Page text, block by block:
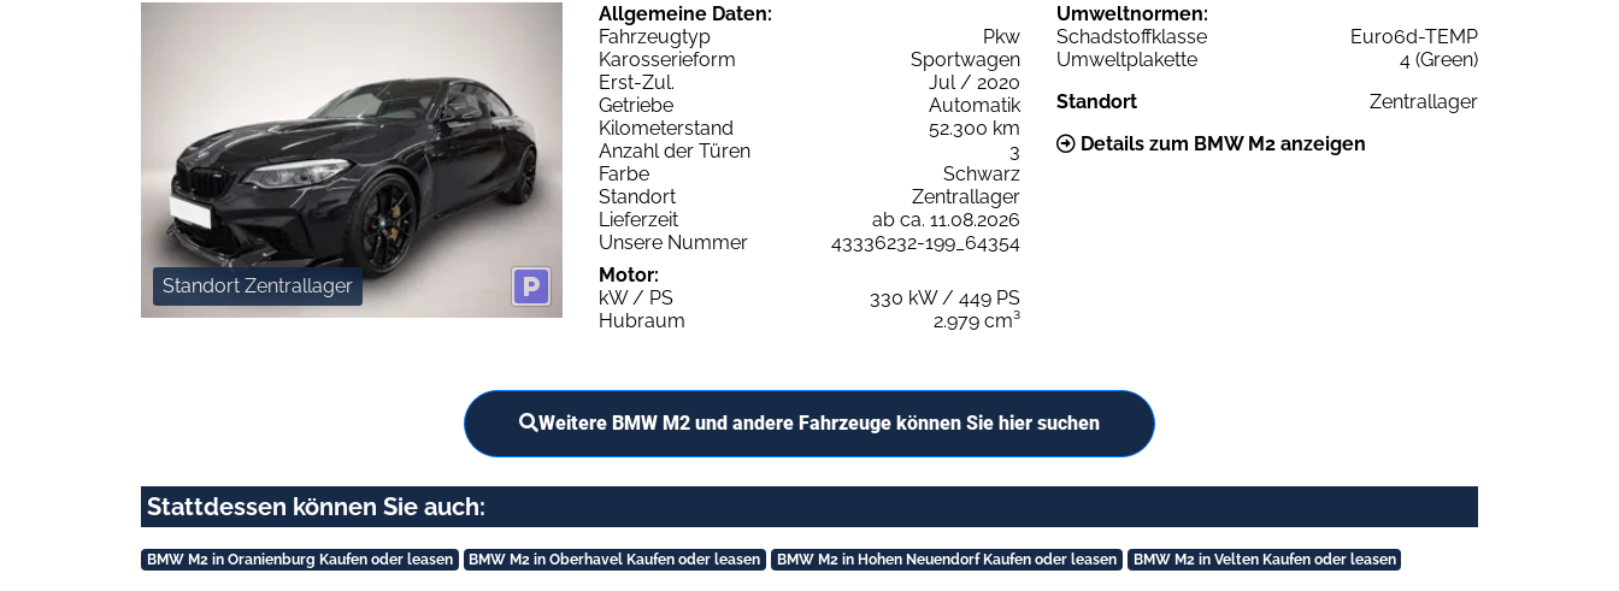
Standort Zentrallager
Allgemeine Daten:
Fahrzeugtyp
Pkw
Karosserieform
Sportwagen
Erst-Zul.
Jul / 2020
Getriebe
Automatik
Kilometerstand
52.300 km
Anzahl der Türen
3
Farbe
Schwarz
Standort
Zentrallager
Lieferzeit
ab ca. 11.08.2026
Unsere Nummer
43336232-199_64354
Motor:
kW / PS
330 kW / 449 PS
Hubraum
2.979 cm³
Umweltnormen:
Schadstoffklasse
Euro6d-TEMP
Umweltplakette
4 (Green)
Standort
Zentrallager
Details zum BMW M2 anzeigen
Weitere BMW M2 und andere Fahrzeuge können Sie hier suchen
Stattdessen können Sie auch:
BMW M2 in Oranienburg Kaufen oder leasen BMW M2 in Oberhavel Kaufen oder leasen BMW M2 in Hohen Neuendorf Kaufen oder leasen BMW M2 in Velten Kaufen oder leasen